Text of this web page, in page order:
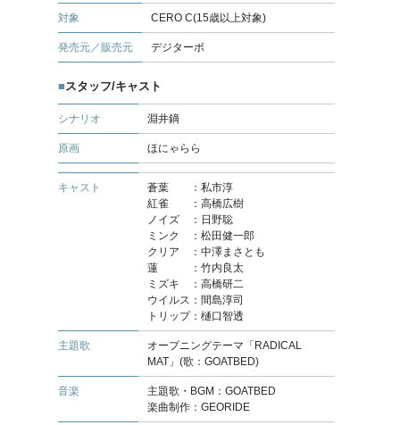
対象 CERO C(15歳以上対象)
発売元／販売元 デジターボ
スタッフ/キャスト
シナリオ 淵井鏑
原画 ほにゃらら
キャスト
蒼葉 ：私市淳
紅雀 ：高橋広樹
ノイズ ：日野聡
ミンク ：松田健一郎
クリア ：中澤まさとも
蓮 ：竹内良太
ミズキ ：高橋研二
ウイルス：間島淳司
トリップ：樋口智透
主題歌
オープニングテーマ「RADICAL
MAT」(歌：GOATBED)
音楽
主題歌・BGM：GOATBED
楽曲制作：GEORIDE